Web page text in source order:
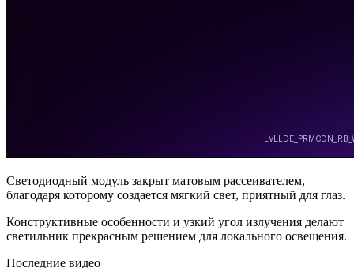
Светодиодный модуль закрыт матовым рассеивателем,
благодаря которому создается мягкий свет, приятный для глаз.
Конструктивные особенности и узкий угол излучения делают
светильник прекрасным решением для локального освещения.
Последние видео